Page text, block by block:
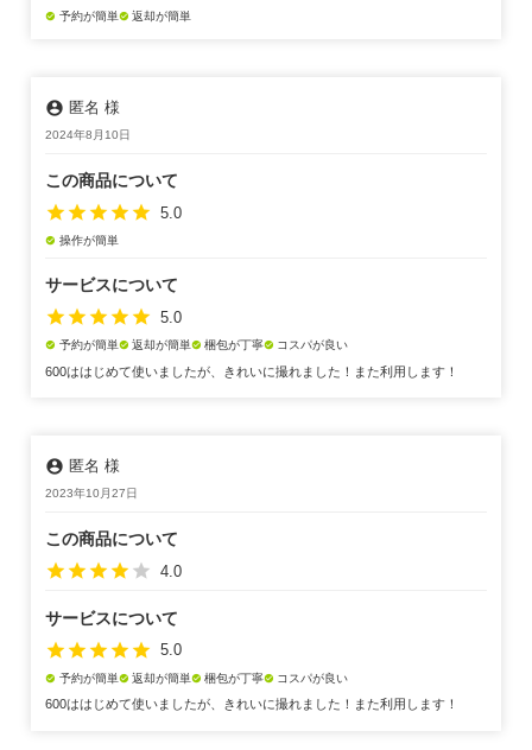
check_circle 予約が簡単check_circle 返却が簡単
account_circle 匿名 様
2024年8月10日
この商品について
star star star star star 5.0
check_circle 操作が簡単
サービスについて
star star star star star 5.0
check_circle 予約が簡単check_circle 返却が簡単check_circle 梱包が丁寧check_circle コスパが良い
600ははじめて使いましたが、きれいに撮れました！また利用します！
account_circle 匿名 様
2023年10月27日
この商品について
star star star star star 4.0
サービスについて
star star star star star 5.0
check_circle 予約が簡単check_circle 返却が簡単check_circle 梱包が丁寧check_circle コスパが良い
600ははじめて使いましたが、きれいに撮れました！また利用します！